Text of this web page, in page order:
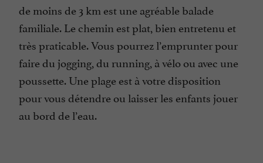
de moins de 3 km est une agréable balade
familiale. Le chemin est plat, bien entretenu et
très praticable. Vous pourrez l’emprunter pour
faire du jogging, du running, à vélo ou avec une
poussette. Une plage est à votre disposition
pour vous détendre ou laisser les enfants jouer
au bord de l’eau.